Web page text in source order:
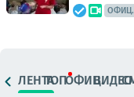
ОФИЦ.
ЛЕНТАТОПОФИЦ.ВИДЕО